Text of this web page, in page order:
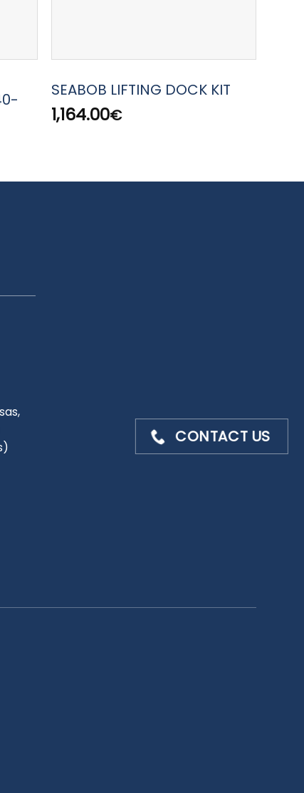
SEABOB LIFTING DOCK KIT
1,164.00€
CONTACT US